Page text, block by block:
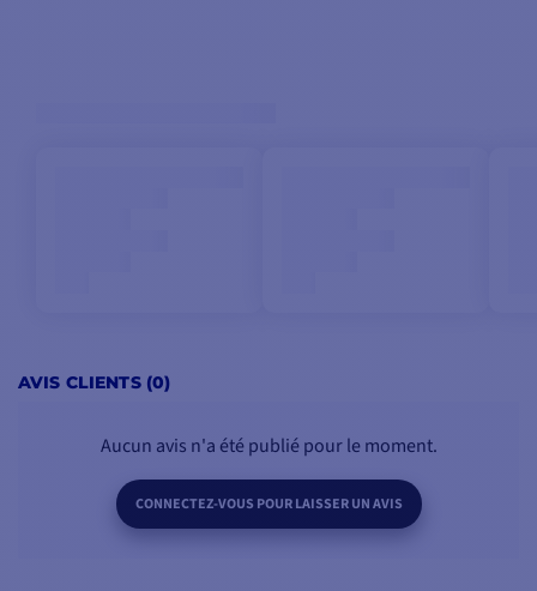
AVIS CLIENTS (0)
Aucun avis n'a été publié pour le moment.
CONNECTEZ-VOUS POUR LAISSER UN AVIS